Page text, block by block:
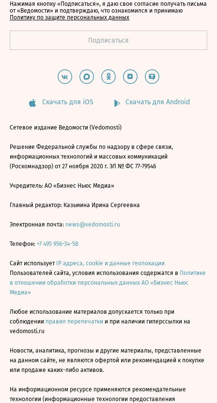
Нажимая кнопку «Подписаться», я даю свое согласие получать письма
от «Ведомости» и подтверждаю, что ознакомился и принимаю
Политику по защите персональных данных
Скачать для iOS Скачать для Android
Сетевое издание Ведомости (Vedomosti)
Решение Федеральной службы по надзору в сфере связи,
информационных технологий и массовых коммуникаций
(Роскомнадзор) от 27 ноября 2020 г. ЭЛ № ФС 77-79546
Учредитель: АО «Бизнес Ньюс Медиа»
Главный редактор: Казьмина Ирина Сергеевна
Электронная почта: news@vedomosti.ru
Телефон: +7 495 956-34-58
Сайт использует IP адреса, cookie и данные геолокации
Пользователей сайта, условия использования содержатся в Политике
в отношении обработки персональных данных АО «Бизнес Ньюс
Медиа»
Любое использование материалов допускается только при
соблюдении правил перепечатки и при наличии гиперссылки на
vedomosti.ru
Новости, аналитика, прогнозы и другие материалы, представленные
на данном сайте, не являются офертой или рекомендацией к покупке
или продаже каких-либо активов.
На информационном ресурсе применяются рекомендательные
технологии (информационные технологии предоставления